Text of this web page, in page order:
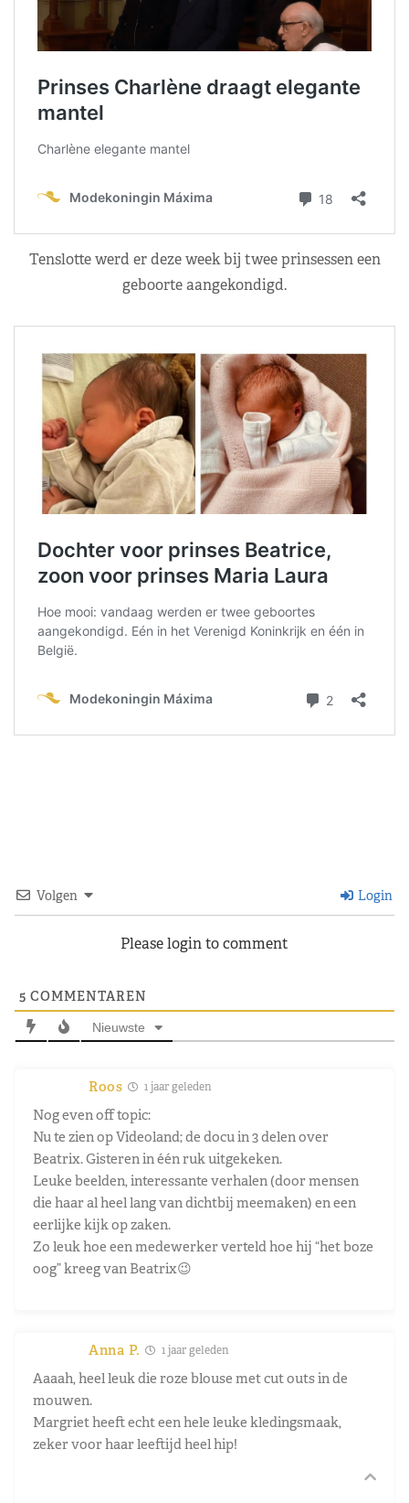
Tenslotte werd er deze week bij twee prinsessen een
geboorte aangekondigd.
Volgen Login
Please login to comment
5 COMMENTAREN
Nieuwste
Roos 1 jaar geleden
Nog even off topic:
Nu te zien op Videoland; de docu in 3 delen over
Beatrix. Gisteren in één ruk uitgekeken.
Leuke beelden, interessante verhalen (door mensen
die haar al heel lang van dichtbij meemaken) en een
eerlijke kijk op zaken.
Zo leuk hoe een medewerker verteld hoe hij “het boze
oog” kreeg van Beatrix😉
Anna P. 1 jaar geleden
Aaaah, heel leuk die roze blouse met cut outs in de
mouwen.
Margriet heeft echt een hele leuke kledingsmaak,
zeker voor haar leeftijd heel hip!